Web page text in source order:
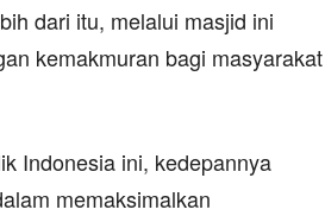
dari itu, melalui masjid ini
kemakmuran bagi masyarakat
Indonesia ini, kedepannya
memaksimalkan